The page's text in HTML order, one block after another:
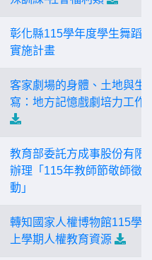
彰化縣115學年度學生舞蹈
實施計畫
客家劇場的身體、土地與生
寫：地方記憶戲劇培力工作
教育部委託方成事股份有限
辦理「115年教師節敬師徵
動」
轉知國家人權博物館115學
上學期人權教育資源